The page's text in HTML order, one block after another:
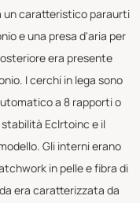
un caratteristico paraurti
e una presa d'aria per
era presente
I cerchi in lega sono
a 8 rapporti o
Eclrtoinc e il
Gli interni erano
in pelle e fibra di
era caratterizzata da